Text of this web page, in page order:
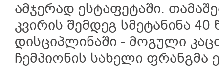
ამჯერად ესტაფეტაში.
კვირის შემდეგ სმეტანინა
დისციპლინაში - მოგული
ჩემპიონის სახელი